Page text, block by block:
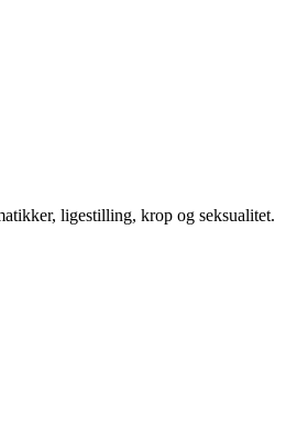
ligestilling, krop og seksualitet.